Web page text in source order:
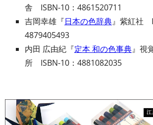
舎 ISBN-10：4861520711
吉岡幸雄『日本の色辞典』紫紅社
4879405493
内田 広由紀『定本 和の色事典』視
所 ISBN-10：4881082035